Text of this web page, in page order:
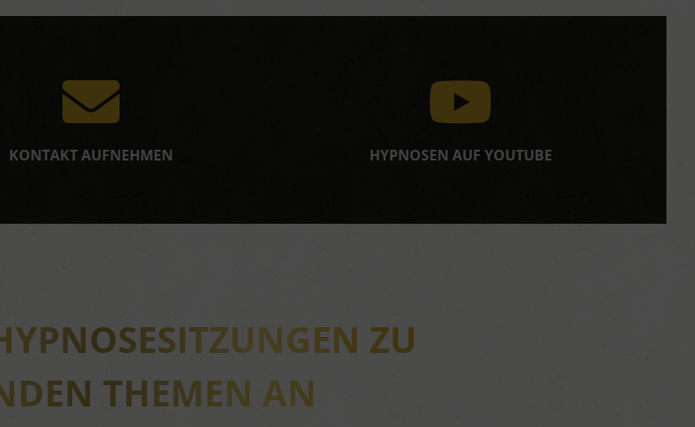
KONTAKT AUFNEHMEN HYPNOSEN AUF YOUTUBE
ZU
THEMEN AN